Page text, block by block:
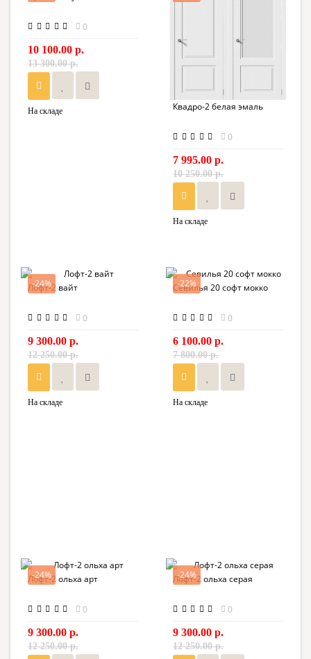
0
10 100.00 р.
13 300.00 р.
На складе Квадро-2 белая эмаль
0
7 995.00 р.
10 250.00 р.
На складе
-24%
Лофт-2 вайт
0
9 300.00 р.
12 250.00 р.
На складе
-22%
Севилья 20 софт мокко
0
6 100.00 р.
7 800.00 р.
На складе
-24%
Лофт-2 ольха арт
0
9 300.00 р.
12 250.00 р.
-24%
Лофт-2 ольха серая
0
9 300.00 р.
12 250.00 р.